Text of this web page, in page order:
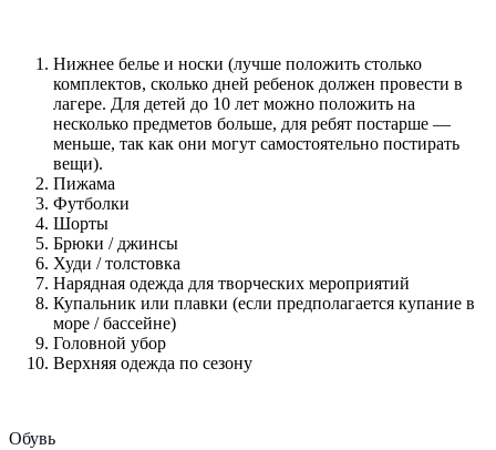
Нижнее белье и носки (лучше положить столько
комплектов, сколько дней ребенок должен провести в
лагере. Для детей до 10 лет можно положить на
несколько предметов больше, для ребят постарше —
меньше, так как они могут самостоятельно постирать
вещи).
Пижама
Футболки
Шорты
Брюки / джинсы
Худи / толстовка
Нарядная одежда для творческих мероприятий
Купальник или плавки (если предполагается купание в
море / бассейне)
Головной убор
Верхняя одежда по сезону
Обувь